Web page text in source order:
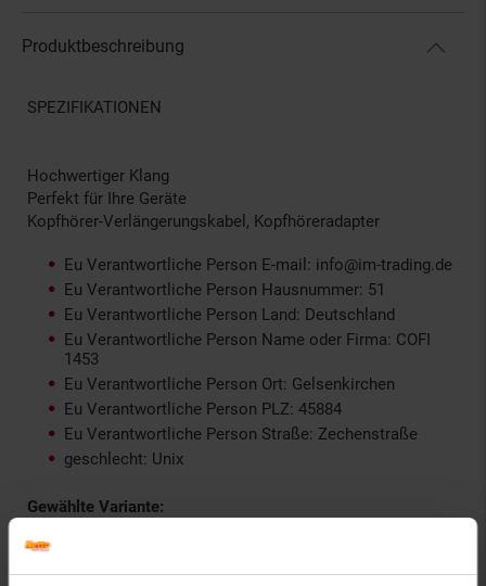
Produktbeschreibung
SPEZIFIKATIONEN
Hochwertiger Klang
Perfekt für Ihre Geräte
Kopfhörer-Verlängerungskabel, Kopfhöreradapter
Eu Verantwortliche Person E-mail: info@im-trading.de
Eu Verantwortliche Person Hausnummer: 51
Eu Verantwortliche Person Land: Deutschland
Eu Verantwortliche Person Name oder Firma: COFI
1453
Eu Verantwortliche Person Ort: Gelsenkirchen
Eu Verantwortliche Person PLZ: 45884
Eu Verantwortliche Person Straße: Zechenstraße
geschlecht: Unix
Gewählte Variante:
Größe: OneSize